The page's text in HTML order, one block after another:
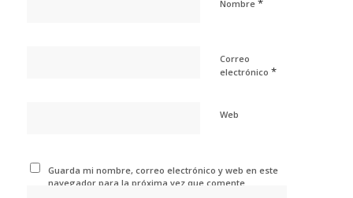
Nombre *
Correo
electrónico *
Web
Guarda mi nombre, correo electrónico y web en este
navegador para la próxima vez que comente.